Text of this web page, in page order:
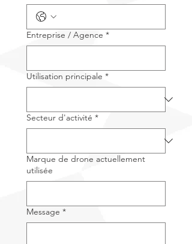
Entreprise / Agence *
Utilisation principale *
Secteur d'activité *
Marque de drone actuellement
utilisée
Message *